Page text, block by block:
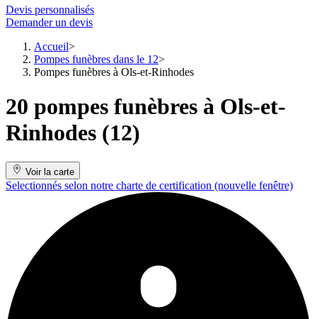
Devis personnalisés
Demander un devis
Accueil
Pompes funèbres dans le 12
Pompes funèbres à Ols-et-Rinhodes
20 pompes funèbres à Ols-et-
Rinhodes (12)
Voir la carte
Selectionnés selon notre charte de certification (nouvelle fenêtre)